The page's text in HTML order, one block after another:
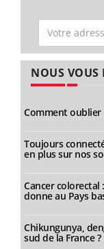
NOUS
Comment oublier
Toujours
en plus sur nos
Cancer colorectal
donne au Pays
Chikungunya,
sud de la France ?